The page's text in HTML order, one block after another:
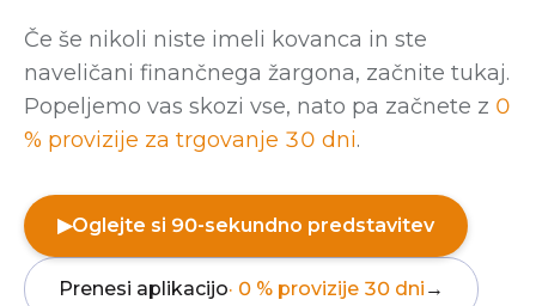
Če še nikoli niste imeli kovanca in ste
naveličani finančnega žargona, začnite tukaj.
Popeljemo vas skozi vse, nato pa začnete z 0
% provizije za trgovanje 30 dni.
▶Oglejte si 90-sekundno predstavitev
Prenesi aplikacijo· 0 % provizije 30 dni →